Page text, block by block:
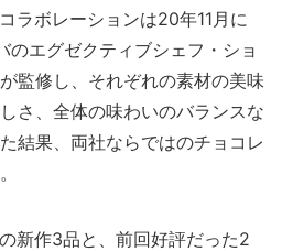
ラボレーションは20年11月に
のエグゼクティブシェフ・ショ
監修し、それぞれの素材の美味
さ、全体の味わいのバランスな
結果、両社ならではのチョコレ
新作3品と、前回好評だった2